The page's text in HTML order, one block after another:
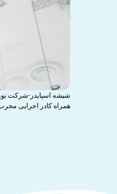
شیشه اسپایدر-شرکت
همراه کادر اجرایی